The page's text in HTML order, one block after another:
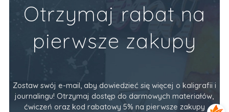
Otrzymaj rabat na
pierwsze zakupy
Zostaw swój e-mail, aby dowiedzieć się więcej o kaligrafii i
journalingu! Otrzymaj dostęp do darmowych materiałów,
ćwiczeń oraz kod rabatowy 5% na pierwsze zakupy